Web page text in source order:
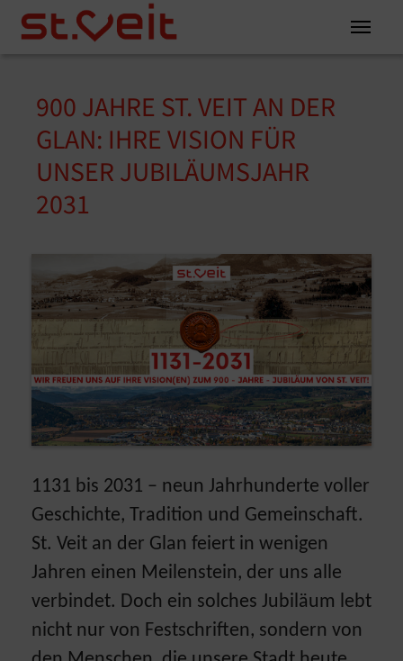
Zum Inhalt springen
Zum Seitenende springen
You are here:
900 JAHRE ST. VEIT AN DER
GLAN: IHRE VISION FÜR
UNSER JUBILÄUMSJAHR
2031
1131 bis 2031 – neun Jahrhunderte voller
Geschichte, Tradition und Gemeinschaft.
St. Veit an der Glan feiert in wenigen
Jahren einen Meilenstein, der uns alle
verbindet. Doch ein solches Jubiläum lebt
nicht nur von Festschriften, sondern von